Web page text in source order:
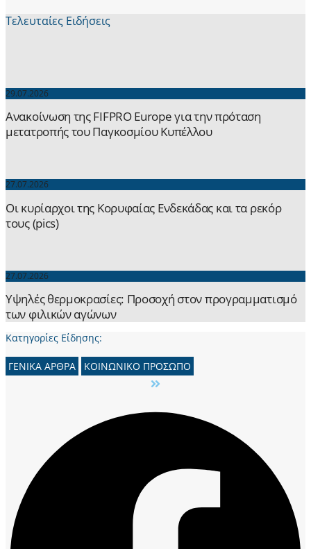
Τελευταίες Ειδήσεις
29.07.2026
Ανακοίνωση της FIFPRO Europe για την πρόταση
μετατροπής του Παγκοσμίου Κυπέλλου
27.07.2026
Οι κυρίαρχοι της Κορυφαίας Ενδεκάδας και τα ρεκόρ
τους (pics)
27.07.2026
Yψηλές θερμοκρασίες: Προσοχή στον προγραμματισμό
των φιλικών αγώνων
Κατηγορίες Είδησης:
ΓΕΝΙΚΑ ΑΡΘΡΑ ΚΟΙΝΩΝΙΚΟ ΠΡΟΣΩΠΟ